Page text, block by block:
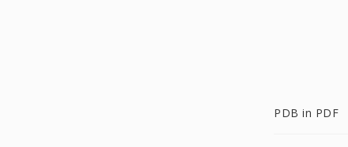
PDB in PDF